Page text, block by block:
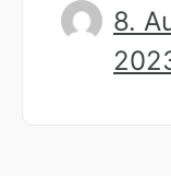
8.